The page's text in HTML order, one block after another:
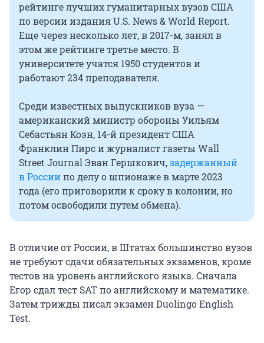
рейтинге лучших гуманитарных вузов США
по версии издания U.S. News & World Report.
Еще через несколько лет, в 2017-м, занял в
этом же рейтинге третье место. В
университете учатся 1950 студентови
работают234 преподавателя.
Среди известных выпускников вуза —
американский министр обороны Уильям
Себастьян Коэн, 14-й президентСША
Франклин Пирс и журналист газеты Wall
Street Journal Эван Гершкович,задержанный
в Россиипо делу о шпионаже в марте 2023
года (его приговорили к сроку в колонии, но
потом освободили путем обмена).
В отличие от России, в Штатах большинство вузов
не требуют сдачи обязательных экзаменов, кроме
тестов на уровень английского языка. Сначала
Егор сдал тест SAT по английскому и математике.
Затем трижды писал экзамен Duolingo English
Test.